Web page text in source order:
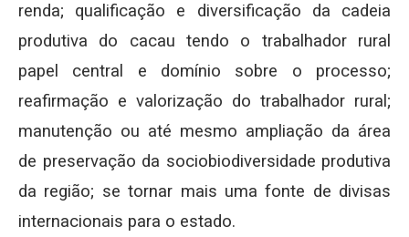
renda; qualificação e diversificação da cadeia
produtiva do cacau tendo o trabalhador rural
papel central e domínio sobre o processo;
reafirmação e valorização do trabalhador rural;
manutenção ou até mesmo ampliação da área
de preservação da sociobiodiversidade produtiva
da região; se tornar mais uma fonte de divisas
internacionais para o estado.